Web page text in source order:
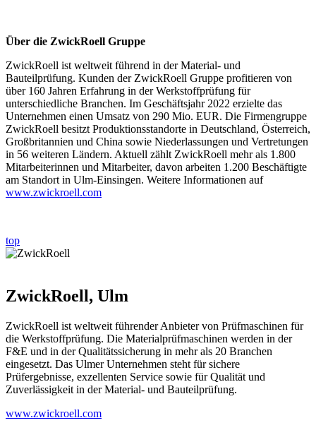
Über die ZwickRoell Gruppe
ZwickRoell ist weltweit führend in der Material- und
Bauteilprüfung. Kunden der ZwickRoell Gruppe profitieren von
über 160 Jahren Erfahrung in der Werkstoffprüfung für
unterschiedliche Branchen. Im Geschäftsjahr 2022 erzielte das
Unternehmen einen Umsatz von 290 Mio. EUR. Die Firmengruppe
ZwickRoell besitzt Produktionsstandorte in Deutschland, Österreich,
Großbritannien und China sowie Niederlassungen und Vertretungen
in 56 weiteren Ländern. Aktuell zählt ZwickRoell mehr als 1.800
Mitarbeiterinnen und Mitarbeiter, davon arbeiten 1.200 Beschäftigte
am Standort in Ulm-Einsingen. Weitere Informationen auf
www.zwickroell.com
top
ZwickRoell, Ulm
ZwickRoell ist weltweit führender Anbieter von Prüfmaschinen für
die Werkstoffprüfung. Die Materialprüfmaschinen werden in der
F&E und in der Qualitätssicherung in mehr als 20 Branchen
eingesetzt. Das Ulmer Unternehmen steht für sichere
Prüfergebnisse, exzellenten Service sowie für Qualität und
Zuverlässigkeit in der Material- und Bauteilprüfung.
www.zwickroell.com